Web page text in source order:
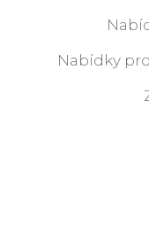
Nabídky